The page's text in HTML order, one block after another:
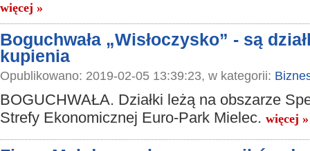
więcej »
Boguchwała „Wisłoczysko” - są
kupienia
Opublikowano: 2019-02-05 13:39:23, w kategorii:
BOGUCHWAŁA. Działki leżą na obszarze
Strefy Ekonomicznej Euro-Park Mielec. więcej »